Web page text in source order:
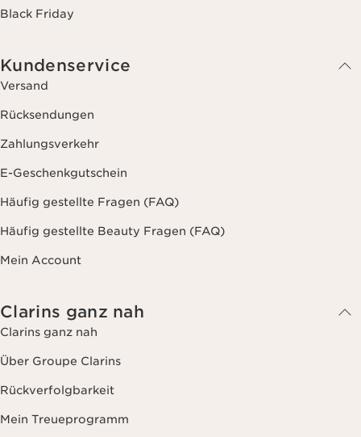
Black Friday
Kundenservice
Versand
Rücksendungen
Zahlungsverkehr
E-Geschenkgutschein
Häufig gestellte Fragen (FAQ)
Häufig gestellte Beauty Fragen (FAQ)
Mein Account
Clarins ganz nah
Clarins ganz nah
Über Groupe Clarins
Rückverfolgbarkeit
Mein Treueprogramm